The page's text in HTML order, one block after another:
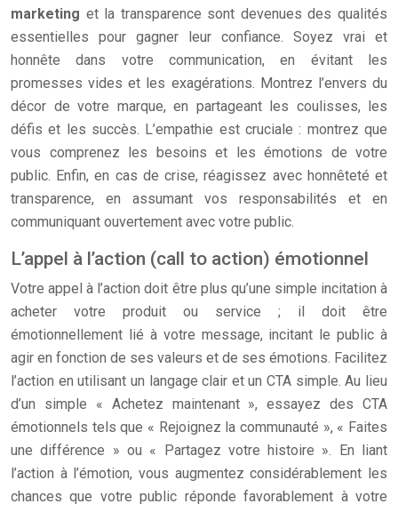
marketing et la transparence sont devenues des qualités
essentielles pour gagner leur confiance. Soyez vrai et
honnête dans votre communication, en évitant les
promesses vides et les exagérations. Montrez l’envers du
décor de votre marque, en partageant les coulisses, les
défis et les succès. L’empathie est cruciale : montrez que
vous comprenez les besoins et les émotions de votre
public. Enfin, en cas de crise, réagissez avec honnêteté et
transparence, en assumant vos responsabilités et en
communiquant ouvertement avec votre public.
L’appel à l’action (call to action) émotionnel
Votre appel à l’action doit être plus qu’une simple incitation à
acheter votre produit ou service ; il doit être
émotionnellement lié à votre message, incitant le public à
agir en fonction de ses valeurs et de ses émotions. Facilitez
l’action en utilisant un langage clair et un CTA simple. Au lieu
d’un simple « Achetez maintenant », essayez des CTA
émotionnels tels que « Rejoignez la communauté », « Faites
une différence » ou « Partagez votre histoire ». En liant
l’action à l’émotion, vous augmentez considérablement les
chances que votre public réponde favorablement à votre